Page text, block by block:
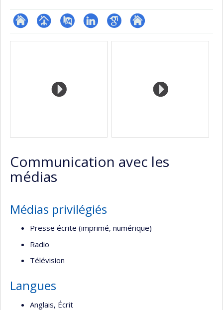
ResearchGate
Page PubMedLinkedInGoogleAutre
Médias
Communication avec les
médias
Médias privilégiés
Presse écrite (imprimé, numérique)
Radio
Télévision
Langues
Anglais, Écrit